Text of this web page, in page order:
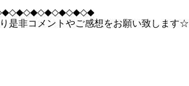
是非コメントやご感想をお願い致します☆